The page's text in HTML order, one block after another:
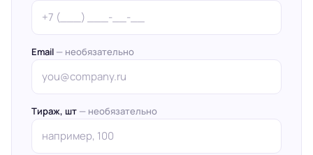
Email — необязательно
Тираж, шт — необязательно